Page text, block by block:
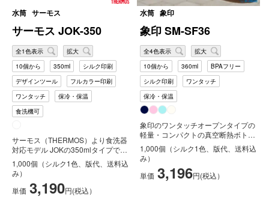
水筒 サーモス
サーモス JOK-350
全1色表示
拡大
10個から
350ml
シルク印刷
デザインツール
フルカラー印刷
ワンタッチ
保冷・保温
食洗機可
サーモス（THERMOS）より食洗器
対応モデル JOKの350mlタイプで
す、魔法びん構造だから高い...
1,000個（シルク1色、版代、送料込
み）
単価 3,190円(税込）
水筒 象印
象印 SM-SF36
全4色表示
拡大
10個から
360ml
BPAフリー
シルク印刷
ワンタッチ
保冷・保温
象印のワンタッチオープンタイプの
軽量・コンパクトの真空断熱ボトル
です。内面フッ素コート、エアーベ
ント...
1,000個（シルク1色、版代、送料込
み）
単価 3,196円(税込）